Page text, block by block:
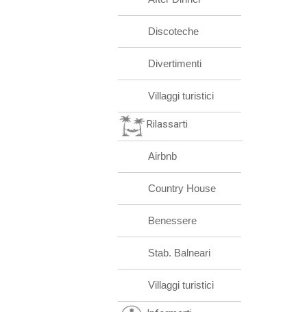
Discoteche
Divertimenti
Villaggi turistici
Rilassarti
Airbnb
Country House
Benessere
Stab. Balneari
Villaggi turistici